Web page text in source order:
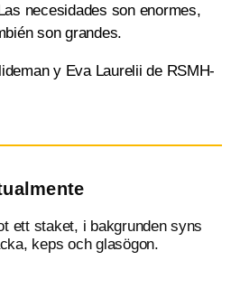
necesidades son enormes,
son grandes.
y Eva Laurelii de RSMH-